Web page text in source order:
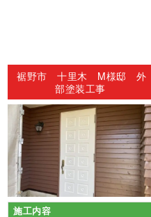
ン
裾野市 十里木 M様邸 外
部塗装工事
施工内容